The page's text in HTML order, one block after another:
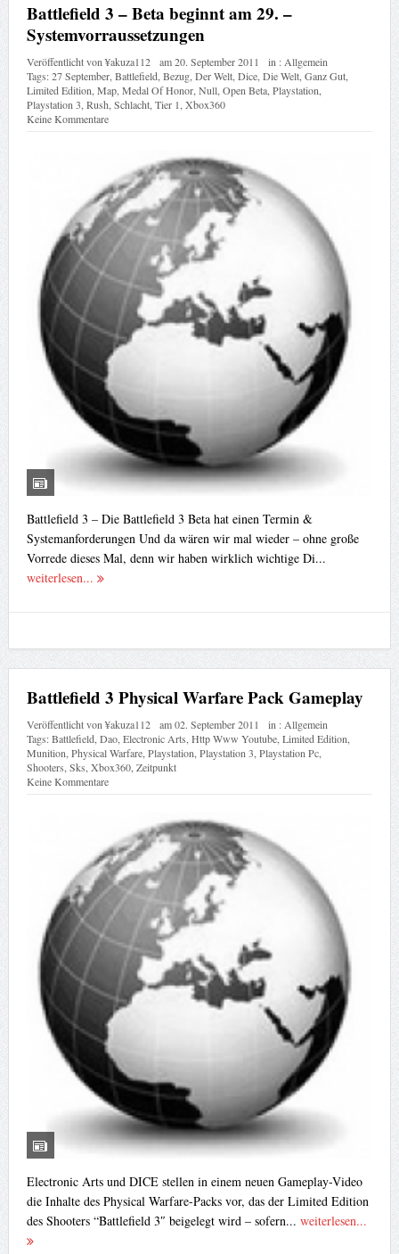
Battlefield 3 – Beta beginnt am 29. –
Systemvorraussetzungen
Veröffentlicht von¥akuza112 am20. September 2011 in :Allgemein
Tags:27 September,Battlefield,Bezug,Der Welt,Dice,Die Welt,Ganz Gut,
Limited Edition,Map,Medal Of Honor,Null,Open Beta,Playstation,
Playstation 3,Rush,Schlacht,Tier 1,Xbox360
Keine Kommentare
Battlefield 3 – Die Battlefield 3 Beta hat einen Termin &
Systemanforderungen Und da wären wir mal wieder – ohne große
Vorrede dieses Mal, denn wir haben wirklich wichtige Di...
weiterlesen...
Battlefield 3 Physical Warfare Pack Gameplay
Veröffentlicht von¥akuza112 am02. September 2011 in : Allgemein
Tags:Battlefield, Dao, Electronic Arts Http Www Youtube, Limited Edition
Munition Physical Warfare, Playstation Playstation 3 Playstation Pc,
Shooters Sks Xbox360, Zeitpunkt
Keine Kommentare
Electronic Arts und DICE stellen in einem neuen Gameplay-Video
die Inhalte des Physical Warfare-Packs vor, das der Limited Edition
des Shooters “Battlefield 3″ beigelegt wird – sofern... weiterlesen...